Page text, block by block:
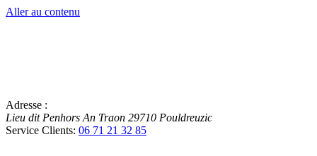
Aller au contenu
Adresse :
Lieu dit Penhors An Traon 29710 Pouldreuzic
Service Clients: 06 71 21 32 85